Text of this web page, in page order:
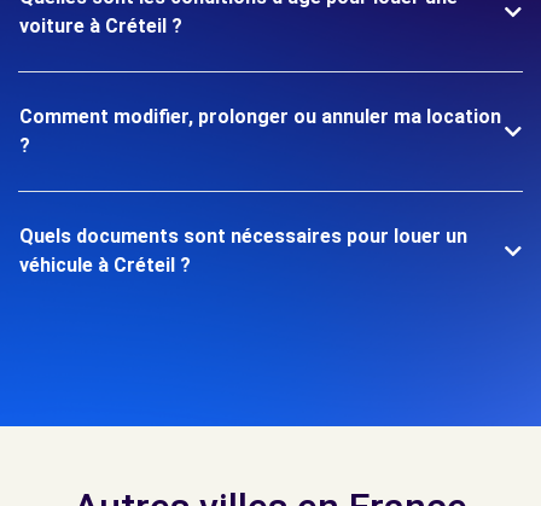
voiture à Créteil ?
Comment modifier, prolonger ou annuler ma location
?
Quels documents sont nécessaires pour louer un
véhicule à Créteil ?